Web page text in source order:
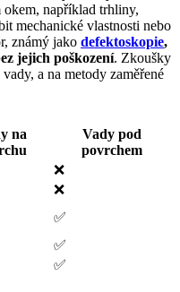
okem, například trhliny,
mechanické vlastnosti nebo
známý jako defektoskopie,
jejich poškození. Zkoušky
a na metody zaměřené
na
Vady pod
povrchem
❌
❌
✅
✅
✅